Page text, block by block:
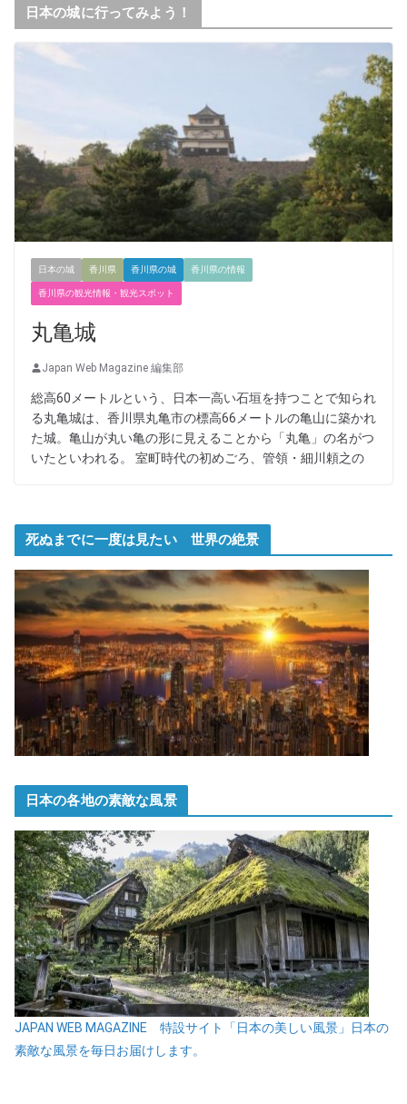
日本の城に行ってみよう！
日本の城 香川県 香川県の城 香川県の情報
香川県の観光情報・観光スポット
丸亀城
Japan Web Magazine 編集部
総高60メートルという、日本一高い石垣を持つことで知られ
る丸亀城は、香川県丸亀市の標高66メートルの亀山に築かれ
た城。亀山が丸い亀の形に見えることから「丸亀」の名がつ
いたといわれる。 室町時代の初めごろ、管領・細川頼之の
死ぬまでに一度は見たい 世界の絶景
日本の各地の素敵な風景
JAPAN WEB MAGAZINE 特設サイト「日本の美しい風景」日本の
素敵な風景を毎日お届けします。